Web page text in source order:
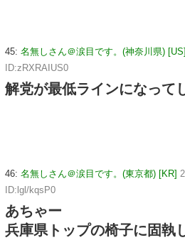
45: 名無しさん＠涙目です。(神奈川県) [US]
ID:zRXRAIUS0
解党が最低ラインになって
46: 名無しさん＠涙目です。(東京都) [KR]
ID:lgl/kqsP0
あちゃー
兵庫県トップの椅子に固執